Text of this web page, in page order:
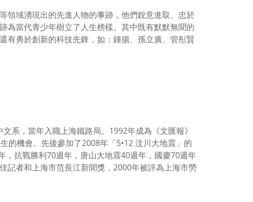
領域湧現出的先進人物的事跡，他們銳意進取、忠於
為當代青少年樹立了人生榜樣。其中既有默默無聞的
有勇於創新的科技先鋒，如：鍾揚、孫立廣、管彤賢
系，當年入職上海鐵路局。1992年成為《文匯報》
的機會。先後參加了2008年「5•12 汶川大地震」的
抗戰勝利70週年，唐山大地震40週年，國慶70週年
記者和上海市范長江新聞獎，2000年被評為上海市勞